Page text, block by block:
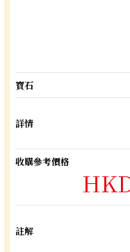
寶石
詳情
收購參考價格
註解